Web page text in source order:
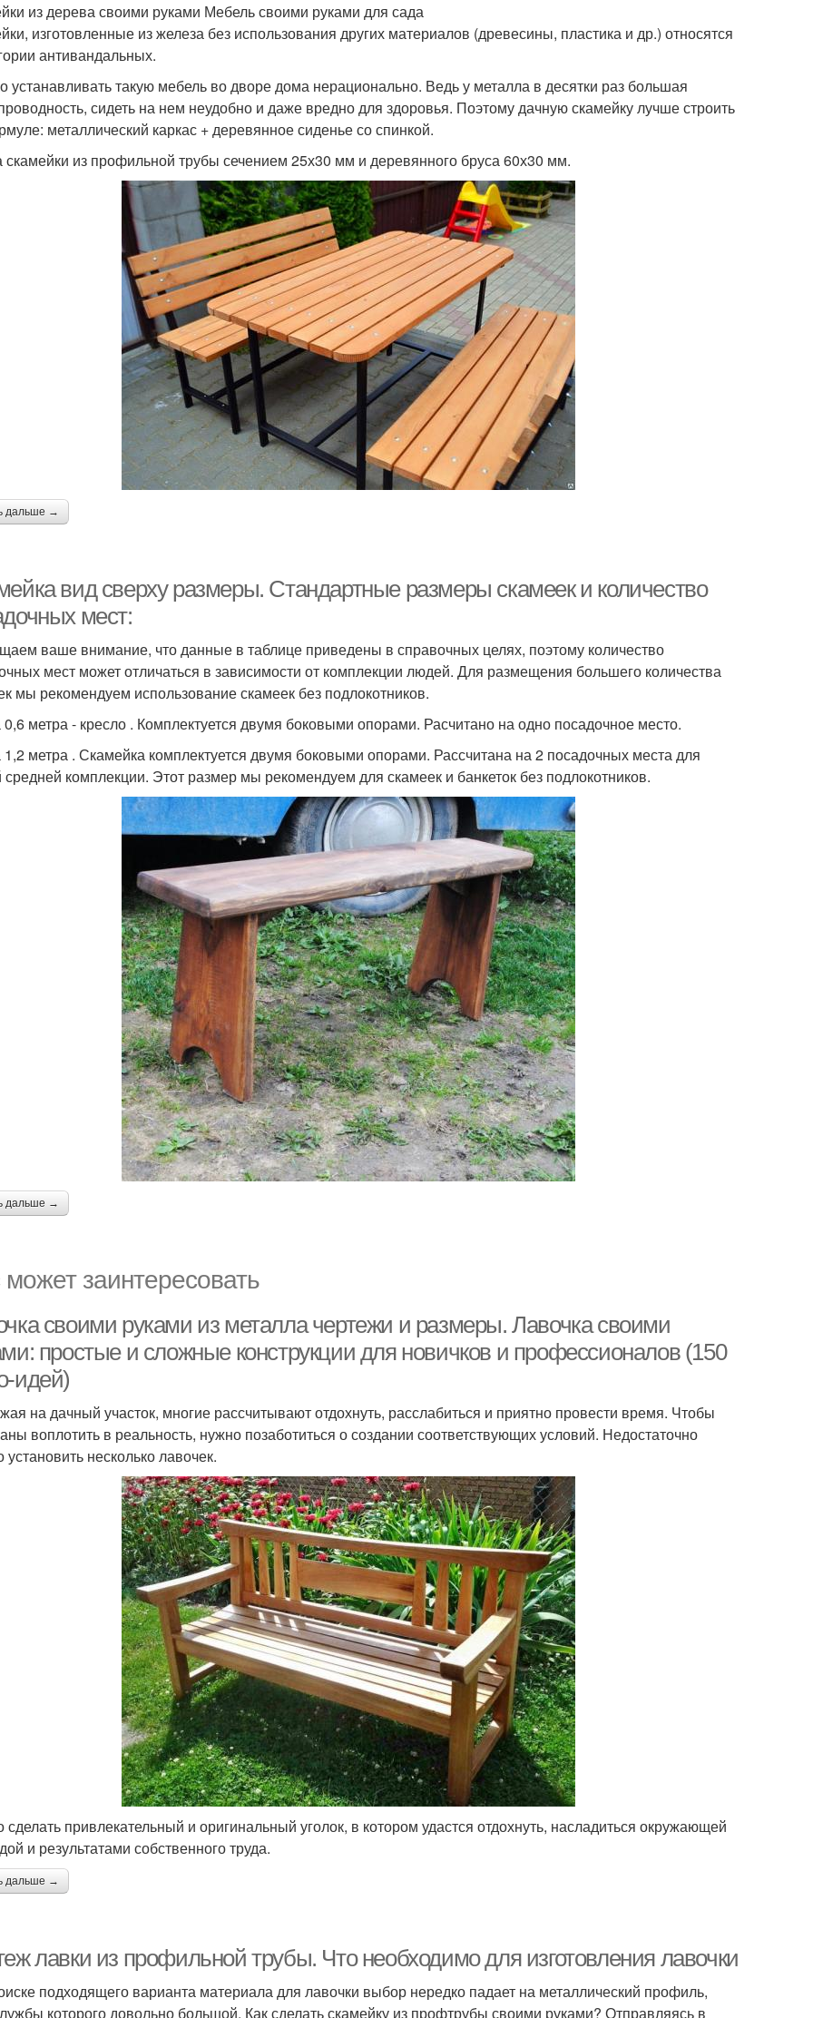
из дерева своими руками Мебель своими руками для сада
изготовленные из железа без использования других материалов (древесины, пластика и др.) относятся
антивандальных.
устанавливать такую мебель во дворе дома нерационально. Ведь у металла в десятки раз большая
сидеть на нем неудобно и даже вредно для здоровья. Поэтому дачную скамейку лучше строить
металлический каркас + деревянное сиденье со спинкой.
из профильной трубы сечением 25х30 мм и деревянного бруса 60х30 мм.
дальше →
вид сверху размеры. Стандартные размеры скамеек и количество
мест:
ваше внимание, что данные в таблице приведены в справочных целях, поэтому количество
мест может отличаться в зависимости от комплекции людей. Для размещения большего количества
мы рекомендуем использование скамеек без подлокотников.
метра - кресло . Комплектуется двумя боковыми опорами. Расчитано на одно посадочное место.
метра . Скамейка комплектуется двумя боковыми опорами. Рассчитана на 2 посадочных места для
комплекции. Этот размер мы рекомендуем для скамеек и банкеток без подлокотников.
дальше →
заинтересовать
своими руками из металла чертежи и размеры. Лавочка своими
простые и сложные конструкции для новичков и профессионалов (150
идей)
на дачный участок, многие рассчитывают отдохнуть, расслабиться и приятно провести время. Чтобы
воплотить в реальность, нужно позаботиться о создании соответствующих условий. Недостаточно
установить несколько лавочек.
привлекательный и оригинальный уголок, в котором удастся отдохнуть, насладиться окружающей
и результатами собственного труда.
дальше →
лавки из профильной трубы. Что необходимо для изготовления лавочки
подходящего варианта материала для лавочки выбор нередко падает на металлический профиль,
которого довольно большой. Как сделать скамейку из профтрубы своими руками? Отправляясь в